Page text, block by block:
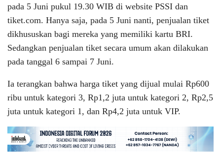
pada 5 Juni pukul 19.30 WIB di website PSSI dan
tiket.com. Hanya saja, pada 5 Juni nanti, penjualan tiket
dikhususkan bagi mereka yang memiliki kartu BRI.
Sedangkan penjualan tiket secara umum akan dilakukan
pada tanggal 6 sampai 7 Juni.
Ia terangkan bahwa harga tiket yang dijual mulai Rp600
ribu untuk kategori 3, Rp1,2 juta untuk kategori 2, Rp2,5
juta untuk kategori 1, dan Rp4,2 juta untuk VIP.